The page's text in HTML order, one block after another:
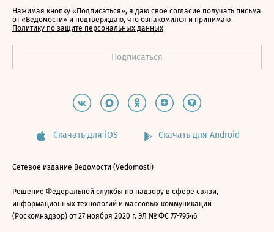
Нажимая кнопку «Подписаться», я даю свое согласие получать письма
от «Ведомости» и подтверждаю, что ознакомился и принимаю
Политику по защите персональных данных
Скачать для iOS Скачать для Android
Сетевое издание Ведомости (Vedomosti)
Решение Федеральной службы по надзору в сфере связи,
информационных технологий и массовых коммуникаций
(Роскомнадзор) от 27 ноября 2020 г. ЭЛ № ФС 77-79546